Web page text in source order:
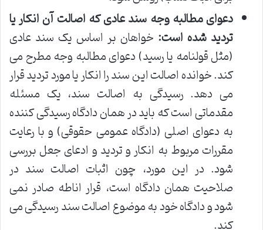
دعوای مطالبه وجه سند عادی که اصالت آن انکار یا
تردید شده است: خواهان بر اساس یک سند عادی
(مثل قولنامه یا رسید) دعوای مطالبه وجه مطرح می
کند. خوانده اصالت این سند را انکار یا مورد تردید قرار
می دهد. رسیدگی به اصالت سند، یک مسئله
مقدماتی است که باید در همان دادگاه رسیدگی کننده
به دعوای اصلی (دادگاه عمومی حقوقی) و با رعایت
مقررات مربوط به انکار و تردید و ادعای جعل بررسی
شود. در این مورد، چون اثبات اصالت سند در
صلاحیت همان دادگاه است، قرار اناطه صادر نمی
شود و دادگاه خود به موضوع اصالت سند رسیدگی می